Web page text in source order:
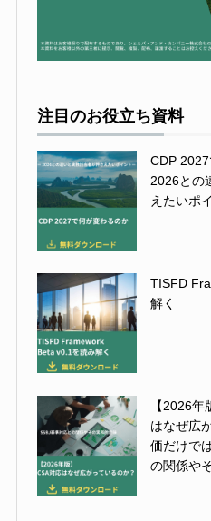
注目のお役立ち資料
CDP
2026との
えたいポ
TISFD
解く
【2026
はなぜ広
価だけで
の関係や